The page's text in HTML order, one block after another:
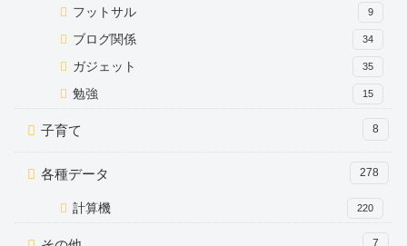
フットサル 9
ブログ関係 34
ガジェット 35
勉強 15
子育て 8
各種データ 278
計算機 220
7